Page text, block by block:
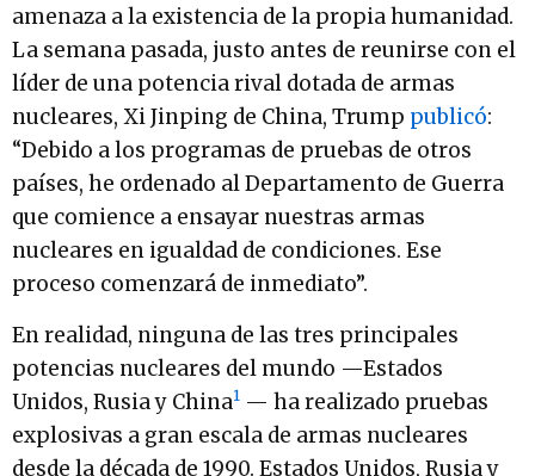
amenaza a la existencia de la propia humanidad.
La semana pasada, justo antes de reunirse con el
líder de una potencia rival dotada de armas
nucleares, Xi Jinping de China, Trump publicó:
“Debido a los programas de pruebas de otros
países, he ordenado al Departamento de Guerra
que comience a ensayar nuestras armas
nucleares en igualdad de condiciones. Ese
proceso comenzará de inmediato”.
En realidad, ninguna de las tres principales
potencias nucleares del mundo —Estados
Unidos, Rusia y China1 — ha realizado pruebas
explosivas a gran escala de armas nucleares
desde la década de 1990. Estados Unidos, Rusia y